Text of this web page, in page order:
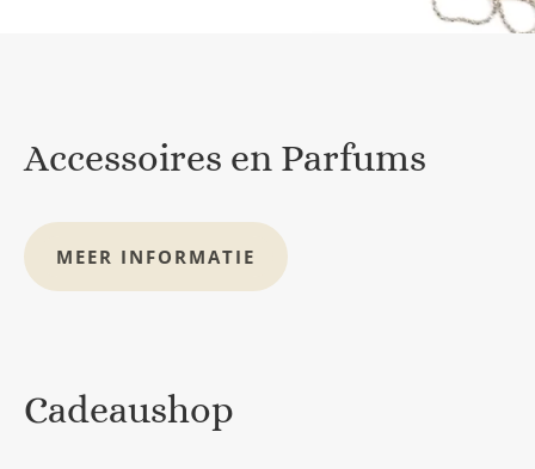
Accessoires en Parfums
MEER INFORMATIE
Cadeaushop